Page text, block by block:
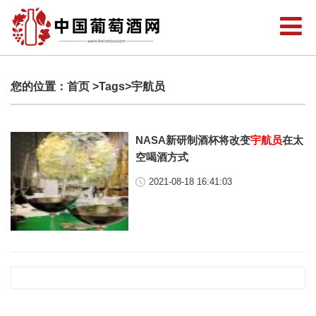
您的位置： 首页 >Tags>宇航员
NASA新研制酒杯将改变宇航员在太
空喝酒方式
2021-08-18 16:41:03